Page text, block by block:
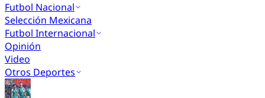
Futbol Nacional
Selección Mexicana
Futbol Internacional
Opinión
Video
Otros Deportes